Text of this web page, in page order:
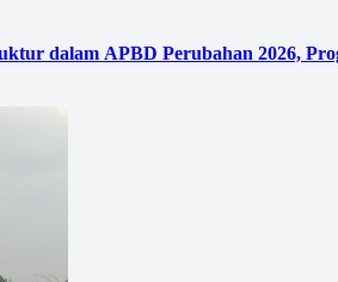
dalam APBD Perubahan 2026,